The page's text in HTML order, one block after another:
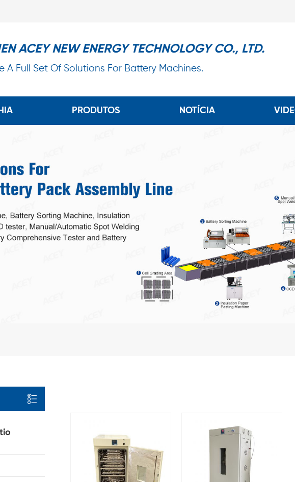
ACEY NEW ENERGY TECHNOLOGY CO., LTD.
A Full Set Of Solutions For Battery Machines.
PRODUTOS NOTÍCIA